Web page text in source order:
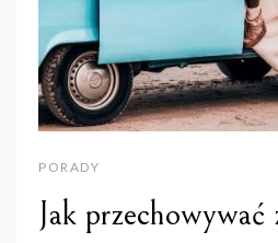
PORADY
Jak przechowywać